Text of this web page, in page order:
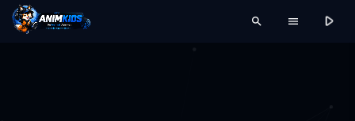
search menu play_arrow